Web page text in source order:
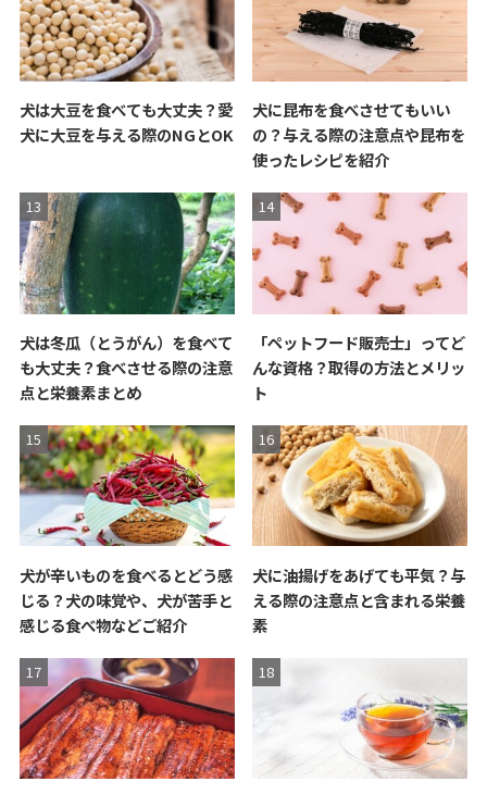
犬は大豆を食べても大丈夫？愛
犬に大豆を与える際のNGとOK
犬に昆布を食べさせてもいい
の？与える際の注意点や昆布を
使ったレシピを紹介
犬は冬瓜（とうがん）を食べて
も大丈夫？食べさせる際の注意
点と栄養素まとめ
「ペットフード販売士」ってど
んな資格？取得の方法とメリッ
ト
犬が辛いものを食べるとどう感
じる？犬の味覚や、犬が苦手と
感じる食べ物などご紹介
犬に油揚げをあげても平気？与
える際の注意点と含まれる栄養
素